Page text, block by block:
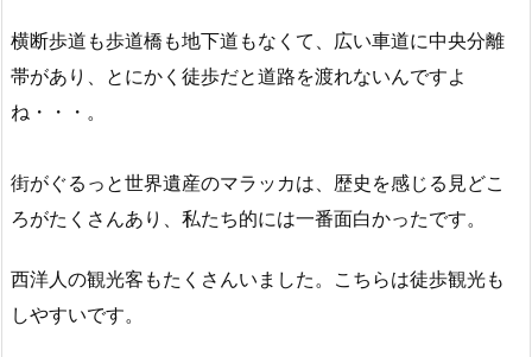
横断歩道も歩道橋も地下道もなくて、広い車道に中央分離
帯があり、とにかく徒歩だと道路を渡れないんですよ
ね・・・。
街がぐるっと世界遺産のマラッカは、歴史を感じる見どこ
ろがたくさんあり、私たち的には一番面白かったです。
西洋人の観光客もたくさんいました。こちらは徒歩観光も
しやすいです。